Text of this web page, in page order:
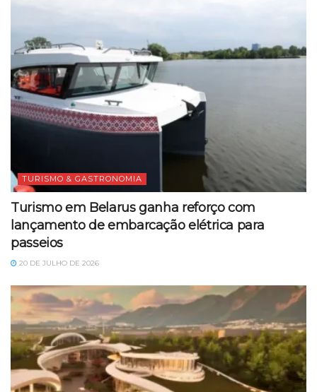
TURISMO & GASTRONOMIA
Turismo em Belarus ganha reforço com
lançamento de embarcação elétrica para
passeios
20 DE JULHO DE 2026